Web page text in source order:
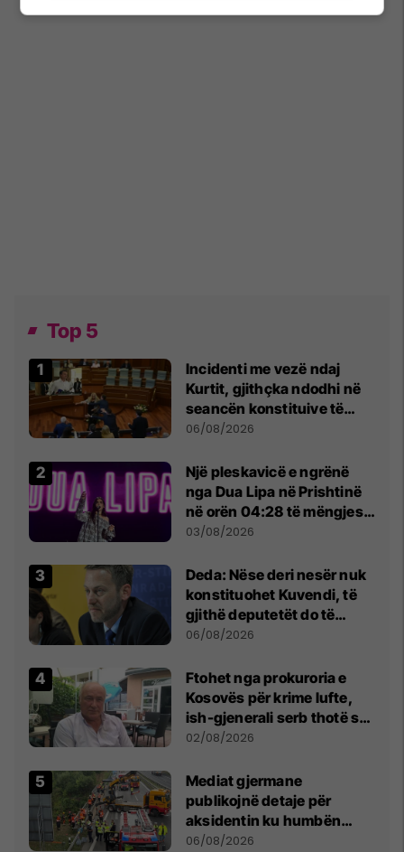
Top 5
Incidenti me vezë ndaj
Kurtit, gjithçka ndodhi në
seancën konstituive të
Kuvendit
06/08/2026
Një pleskavicë e ngrënë
nga Dua Lipa në Prishtinë
në orën 04:28 të mëngjesit
- dhe bota digjitale serbe
03/08/2026
Deda: Nëse deri nesër nuk
konstituohet Kuvendi, të
gjithë deputetët do të
bëjnë shkelje të rëndë
06/08/2026
Ftohet nga prokuroria e
Kosovës për krime lufte,
ish-gjenerali serb thotë se
dikush e tradhtoi në
02/08/2026
Mediat gjermane
publikojnë detaje për
aksidentin ku humbën
jetën tre mërgimtarë nga
06/08/2026